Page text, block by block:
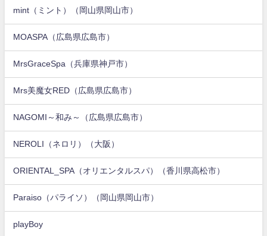
mint（ミント）（岡山県岡山市）
MOASPA（広島県広島市）
MrsGraceSpa（兵庫県神戸市）
Mrs美魔女RED（広島県広島市）
NAGOMI～和み～（広島県広島市）
NEROLI（ネロリ）（大阪）
ORIENTAL_SPA（オリエンタルスパ）（香川県高松市）
Paraiso（パライソ）（岡山県岡山市）
playBoy